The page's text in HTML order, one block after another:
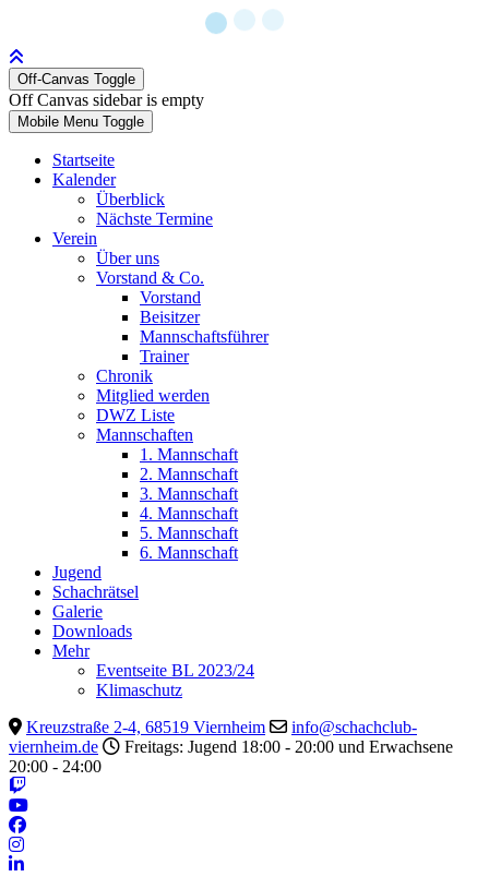
Off-Canvas Toggle
Off Canvas sidebar is empty
Mobile Menu Toggle
Startseite
Kalender
Überblick
Nächste Termine
Verein
Über uns
Vorstand & Co.
Vorstand
Beisitzer
Mannschaftsführer
Trainer
Chronik
Mitglied werden
DWZ Liste
Mannschaften
1. Mannschaft
2. Mannschaft
3. Mannschaft
4. Mannschaft
5. Mannschaft
6. Mannschaft
Jugend
Schachrätsel
Galerie
Downloads
Mehr
Eventseite BL 2023/24
Klimaschutz
Kreuzstraße 2-4, 68519 Viernheim
info@schachclub-
viernheim.de
Freitags: Jugend 18:00 - 20:00 und Erwachsene
20:00 - 24:00